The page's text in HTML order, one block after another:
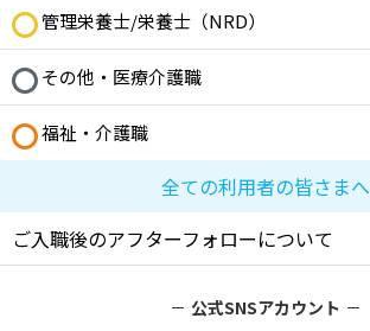
管理栄養士/栄養士（NRD）
その他・医療介護職
福祉・介護職
全ての利用者の皆さまへ
ご入職後のアフターフォローについて
公式SNSアカウント